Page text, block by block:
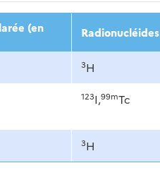
2020 2021
(en Radionucléides
3H
123I,99mTc
3H